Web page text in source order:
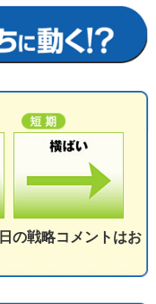
の戦略コメントはお